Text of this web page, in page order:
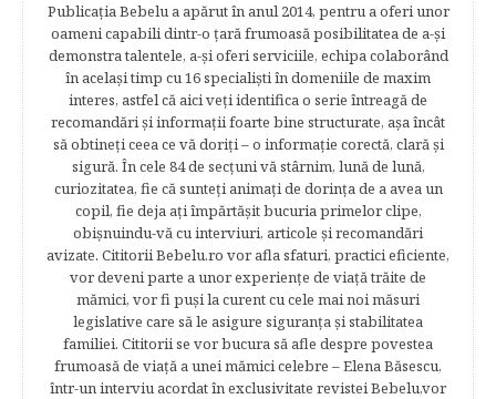
Publicația Bebelu a apărut în anul 2014, pentru a oferi unor
oameni capabili dintr-o ţară frumoasă posibilitatea de a-şi
demonstra talentele, a-şi oferi serviciile, echipa colaborând
în acelaşi timp cu 16 specialişti în domeniile de maxim
interes, astfel că aici veţi identifica o serie întreagă de
recomandări şi informaţii foarte bine structurate, aşa încât
să obtineţi ceea ce vă doriţi – o informaţie corectă, clară şi
sigură. În cele 84 de secțuni vă stârnim, lună de lună,
curiozitatea, fie că sunteţi animaţi de dorinţa de a avea un
copil, fie deja aţi împărtăşit bucuria primelor clipe,
obişnuindu-vă cu interviuri, articole şi recomandări
avizate. Cititorii Bebelu.ro vor afla sfaturi, practici eficiente,
vor deveni parte a unor experienţe de viaţă trăite de
mămici, vor fi puşi la curent cu cele mai noi măsuri
legislative care să le asigure siguranţa şi stabilitatea
familiei. Cititorii se vor bucura să afle despre povestea
frumoasă de viață a unei mămici celebre – Elena Băsescu,
într-un interviu acordat în exclusivitate revistei Bebelu,vor